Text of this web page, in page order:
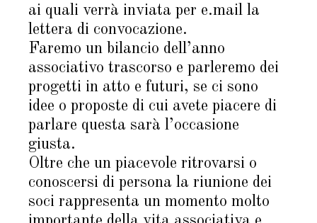
ai quali verrà inviata per e.mail la
lettera di convocazione.
Faremo un bilancio dell’anno
associativo trascorso e parleremo dei
progetti in atto e futuri, se ci sono
idee o proposte di cui avete piacere di
parlare questa sarà l’occasione
giusta.
Oltre che un piacevole ritrovarsi o
conoscersi di persona la riunione dei
soci rappresenta un momento molto